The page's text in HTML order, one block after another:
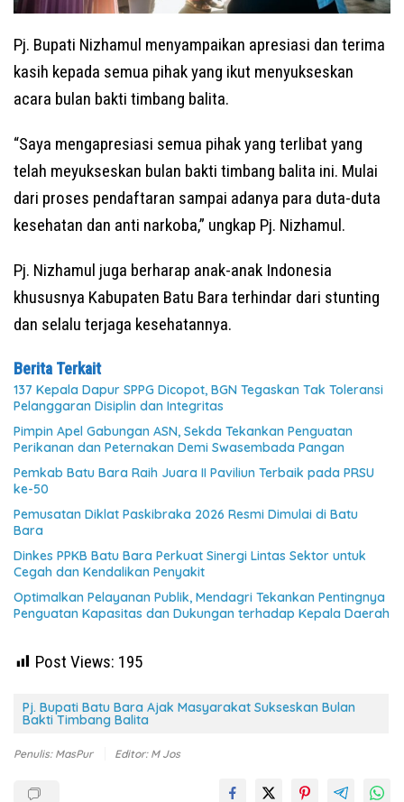
Pj. Bupati Nizhamul menyampaikan apresiasi dan terima
kasih kepada semua pihak yang ikut menyukseskan
acara bulan bakti timbang balita.
“Saya mengapresiasi semua pihak yang terlibat yang
telah meyukseskan bulan bakti timbang balita ini. Mulai
dari proses pendaftaran sampai adanya para duta-duta
kesehatan dan anti narkoba,” ungkap Pj. Nizhamul.
Pj. Nizhamul juga berharap anak-anak Indonesia
khususnya Kabupaten Batu Bara terhindar dari stunting
dan selalu terjaga kesehatannya.
Berita Terkait
137 Kepala Dapur SPPG Dicopot, BGN Tegaskan Tak Toleransi
Pelanggaran Disiplin dan Integritas
Pimpin Apel Gabungan ASN, Sekda Tekankan Penguatan
Perikanan dan Peternakan Demi Swasembada Pangan
Pemkab Batu Bara Raih Juara II Paviliun Terbaik pada PRSU
ke-50
Pemusatan Diklat Paskibraka 2026 Resmi Dimulai di Batu
Bara
Dinkes PPKB Batu Bara Perkuat Sinergi Lintas Sektor untuk
Cegah dan Kendalikan Penyakit
Optimalkan Pelayanan Publik, Mendagri Tekankan Pentingnya
Penguatan Kapasitas dan Dukungan terhadap Kepala Daerah
Post Views: 195
Pj. Bupati Batu Bara Ajak Masyarakat Sukseskan Bulan
Bakti Timbang Balita
Penulis: MasPur Editor: M Jos